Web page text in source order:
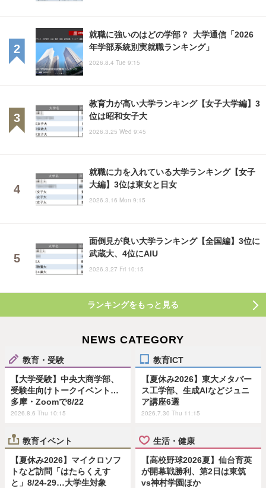
就職に強いのはどの学部？ 大学通信「2026
年学部系統別実就職ランキング」
2026.8.4 Tue 9:15
教育力が高い大学ランキング【女子大学編】3
位は昭和女子大
2026.3.25 Wed 9:45
就職に力を入れている大学ランキング【女子
大編】3位は東女と日女
2026.3.16 Mon 9:15
面倒見が良い大学ランキング【全国編】3位に
武蔵大、4位にAIU
2026.3.27 Fri 10:15
ランキングをもっと見る
NEWS CATEGORY
教育・受験
【大学受験】中央大商学部、
受験生向けトークイベント…
多摩・Zoomで8/22
2026.8.6 Thu 10:15
教育ICT
【夏休み2026】東大メタバー
ス工学部、生成AIなどジュニ
ア講座6選
2026.7.30 Thu 11:15
教育イベント
【夏休み2026】マイクロソフ
トなど訪問「はたらくえす
と」8/24-29…大学生対象
生活・健康
【高校野球2026夏】仙台育英
が開幕戦勝利、第2日は東筑
vs神村学園ほか